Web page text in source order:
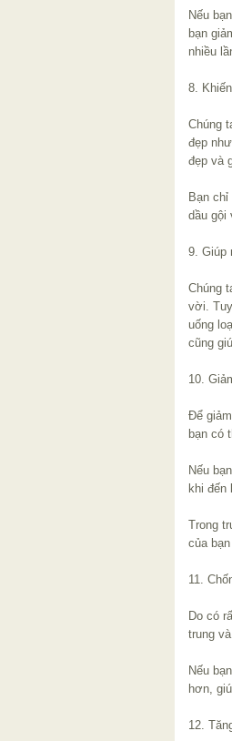
Nếu
bạn
nhiều
8.
Chúng
đẹp
đẹp và
Bạn
dầu gội
9. Giúp
Chúng
vời.
uống
cũng
10.
Để
bạn có
Nếu
khi đến
Trong
của
11.
Do có
trung
Nếu
hơn,
12.